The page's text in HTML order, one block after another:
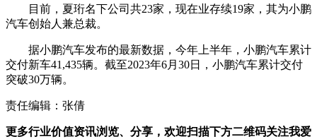
目前，夏珩名下公司共23家，现在业存续19家，其为小鹏
汽车创始人兼总裁。
据小鹏汽车发布的最新数据，今年上半年，小鹏汽车累计
交付新车41,435辆。截至2023年6月30日，小鹏汽车累计交付
突破30万辆。
责任编辑：张倩
更多行业价值资讯浏览、分享，欢迎扫描下方二维码关注我爱